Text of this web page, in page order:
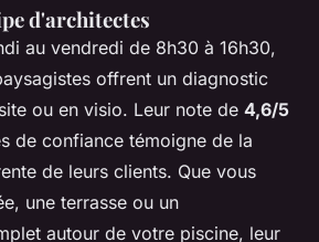
d'architectes
au vendredi de 8h30 à 16h30,
offrent un diagnostic
ou en visio. Leur note de 4,6/5
de confiance témoigne de la
de leurs clients. Que vous
une terrasse ou un
autour de votre piscine, leur